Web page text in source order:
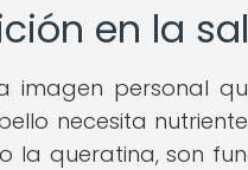
en la
imagen personal
necesita
la queratina, son